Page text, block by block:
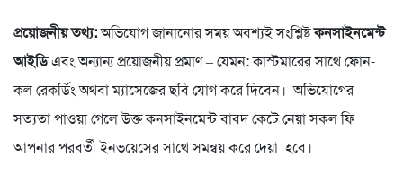
প্রয়োজনীয় তথ্য:অভিযোগ জানানোর সময় অবশ্যই সংশ্লিষ্টকনসাইনমেন্ট
আইডিএবং অন্যান্য প্রয়োজনীয় প্রমাণ – যেমন: কাস্টমারের সাথে ফোন-
কল রেকর্ডিং অথবা ম্যাসেজের ছবি যোগ করে দিবেন। অভিযোগের
সত্যতা পাওয়া গেলে উক্ত কনসাইনমেন্ট বাবদ কেটে নেয়া সকল ফি
আপনার পরবর্তী ইনভয়েসের সাথে সমন্বয় করে দেয়া হবে।